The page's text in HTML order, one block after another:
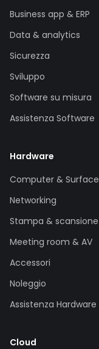
Business app & ERP
Data & analytics
Sicurezza
Sviluppo
Software su misura
Assistenza Software
Hardware
Computer & Surface
Networking
Stampa & scansione
Meeting room & AV
Accessori
Noleggio
Assistenza Hardware
Cloud